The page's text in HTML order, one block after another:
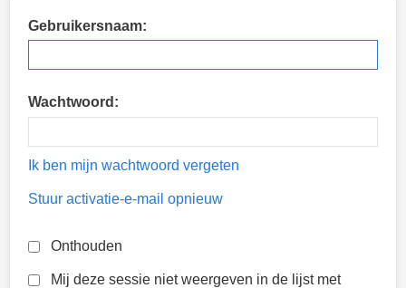
Gebruikersnaam:
Wachtwoord:
Ik ben mijn wachtwoord vergeten
Stuur activatie-e-mail opnieuw
Onthouden
Mij deze sessie niet weergeven in de lijst met